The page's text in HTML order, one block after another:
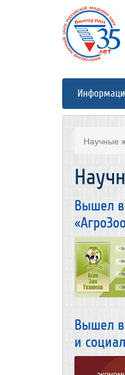
Научные
Вышел в
Вышел в
и